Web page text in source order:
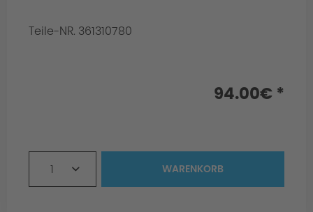
Teile-NR. 361310780
94.00€ *
1 WARENKORB